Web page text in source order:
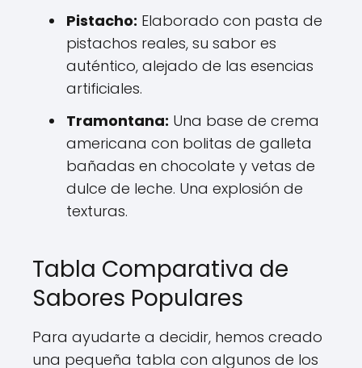
Pistacho: Elaborado con pasta de
pistachos reales, su sabor es
auténtico, alejado de las esencias
artificiales.
Tramontana: Una base de crema
americana con bolitas de galleta
bañadas en chocolate y vetas de
dulce de leche. Una explosión de
texturas.
Tabla Comparativa de
Sabores Populares
Para ayudarte a decidir, hemos creado
una pequeña tabla con algunos de los